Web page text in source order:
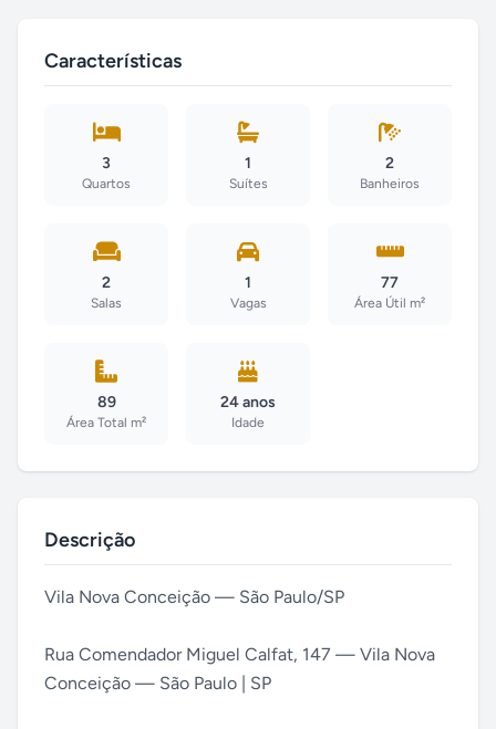
Características
3
Quartos
1
Suítes
2
Banheiros
2
Salas
1
Vagas
77
Área Útil m²
89
Área Total m²
24 anos
Idade
Descrição
Vila Nova Conceição — São Paulo/SP
Rua Comendador Miguel Calfat, 147 — Vila Nova
Conceição — São Paulo | SP